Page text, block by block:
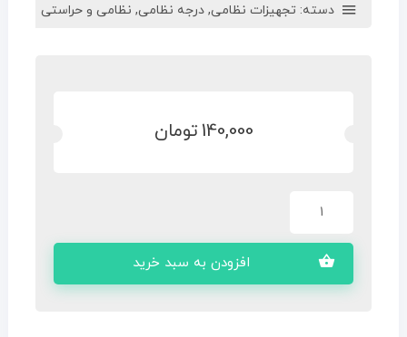
دسته: تجهیزات نظامی, درجه نظامی, نظامی و حراستی
140,000 تومان
افزودن به سبد خرید